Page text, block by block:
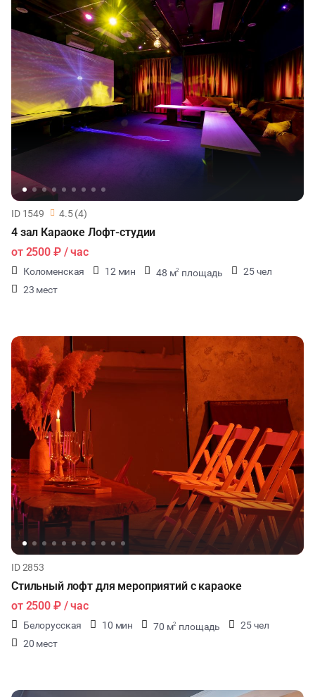
ID 1549 4.5 (4)
4 зал Караоке Лофт-студии
от 2500 ₽/ час
Коломенская 12 мин 48 м2 площадь
25 чел
23 мест
ID 2853
Стильный лофт для мероприятий с караоке
от 2500 ₽/ час
Белорусская 10 мин 70 м2 площадь
25 чел
20 мест